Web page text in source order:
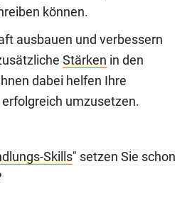
können.
ausbauen und verbessern
Stärken in den
dabei helfen Ihre
umzusetzen.
Skills" setzen Sie schon